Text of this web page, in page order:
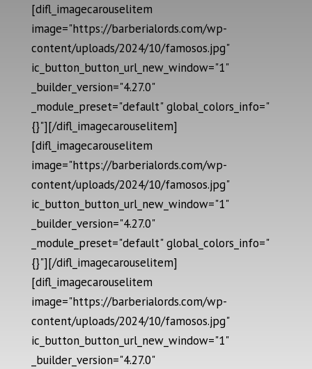
[difl_imagecarouselitem
image="https://barberialords.com/wp-
content/uploads/2024/10/famosos.jpg"
ic_button_button_url_new_window="1"
_builder_version="4.27.0"
_module_preset="default" global_colors_info="
{}"][/difl_imagecarouselitem]
[difl_imagecarouselitem
image="https://barberialords.com/wp-
content/uploads/2024/10/famosos.jpg"
ic_button_button_url_new_window="1"
_builder_version="4.27.0"
_module_preset="default" global_colors_info="
{}"][/difl_imagecarouselitem]
[difl_imagecarouselitem
image="https://barberialords.com/wp-
content/uploads/2024/10/famosos.jpg"
ic_button_button_url_new_window="1"
_builder_version="4.27.0"